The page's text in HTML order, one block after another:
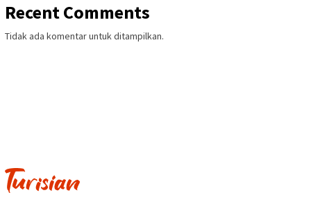
Recent Comments
Tidak ada komentar untuk ditampilkan.